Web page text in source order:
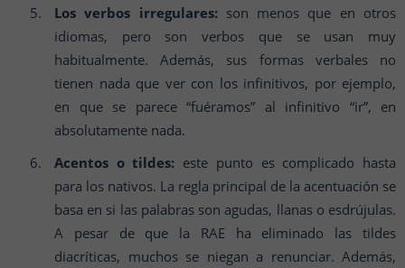
Los verbos irregulares:son menos que en otros
idiomas, pero son verbos que se usan muy
habitualmente. Además, sus formas verbales no
tienen nada que ver con los infinitivos, por ejemplo,
en que se parece “fuéramos” al infinitivo “ir”, en
absolutamente nada.
Acentos o tildes: este punto es complicado hasta
para los nativos. La regla principal de la acentuación se
basa en si las palabras son agudas, llanas o esdrújulas.
A pesar de que la RAE ha eliminado las tildes
diacríticas, muchos se niegan a renunciar. Además,